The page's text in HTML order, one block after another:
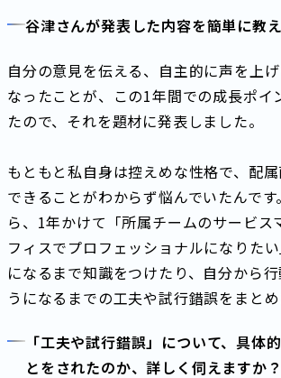
谷津さんが発表した内容を簡単に教え
自分の意見を伝える、自主的に声を上
なったことが、この1年間での成長ポイ
たので、それを題材に発表しました。
もともと私自身は控えめな性格で、配
できることがわからず悩んでいたんで
ら、1年かけて「所属チームのサービス
フィスでプロフェッショナルになりた
になるまで知識をつけたり、自分から
うになるまでの工夫や試行錯誤をまとめ
「工夫や試行錯誤」について、具体
とをされたのか、詳しく伺えますか？